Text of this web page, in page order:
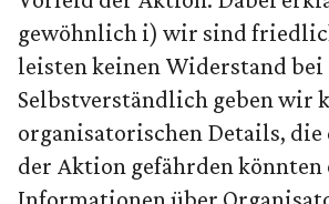
gewöhnlich i) wir sind
leisten keinen Widerstand bei
Selbstverständlich geben wir
organisatorischen Details, die
der Aktion gefährden könnten